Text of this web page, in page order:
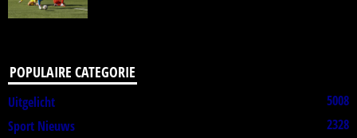
POPULAIRE CATEGORIE
Uitgelicht
5008
Sport Nieuws
2328